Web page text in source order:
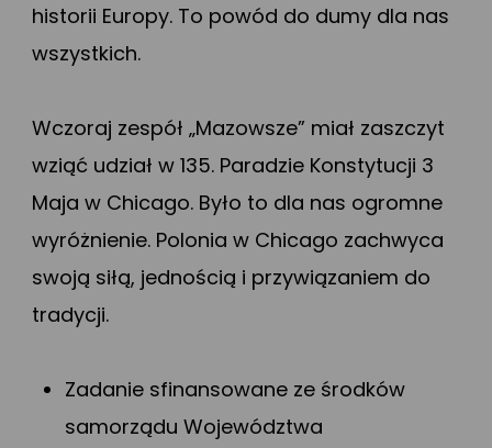
historii Europy. To powód do dumy dla nas
wszystkich.
Wczoraj zespół „Mazowsze” miał zaszczyt
wziąć udział w 135. Paradzie Konstytucji 3
Maja w Chicago. Było to dla nas ogromne
wyróżnienie. Polonia w Chicago zachwyca
swoją siłą, jednością i przywiązaniem do
tradycji.
Zadanie sfinansowane ze środków
samorządu Województwa